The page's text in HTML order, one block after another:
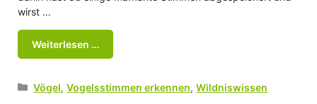
wirst …
Weiterlesen …
Kategorien
Vögel,Vogelsstimmen erkennen,Wildniswissen